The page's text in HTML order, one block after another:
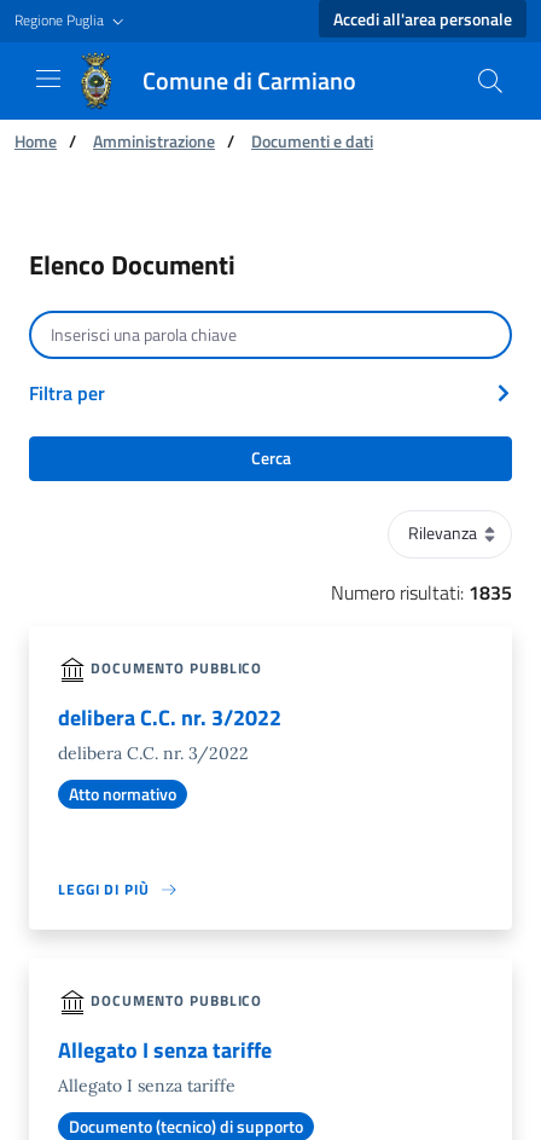
Regione Puglia Accedi all'area personale
Comune di Carmiano
Ti trovi in:
Home / Amministrazione / Documenti e dati
Elenco Documenti
Ordinamento
Numero risultati: 1835
DOCUMENTO PUBBLICO
delibera C.C. nr. 3/2022
delibera C.C. nr. 3/2022
Atto normativo
LEGGI DI PIÙ
DOCUMENTO PUBBLICO
Allegato I senza tariffe
Allegato I senza tariffe
Documento (tecnico) di supporto
Cerca per testo
Filtra per
Cerca